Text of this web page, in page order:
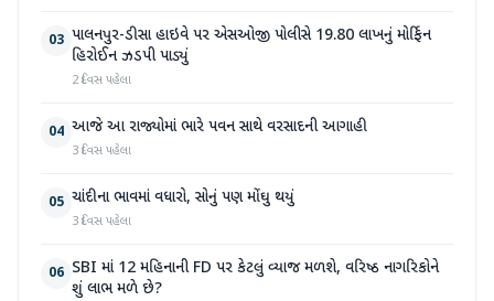
03 પાલનપુર-ડીસા હાઇવે પર એસઓજી પોલીસે 19.80 લાખનું મોર્ફિન
હિરોઈન ઝડપી પાડ્યું
2 દિવસ પહેલા
04 આજે આ રાજ્યોમાં ભારે પવન સાથે વરસાદની આગાહી
3 દિવસ પહેલા
05 ચાંદીના ભાવમાં વધારો, સોનું પણ મોંઘુ થયું
3 દિવસ પહેલા
06 SBI માં 12 મહિનાની FD પર કેટલું વ્યાજ મળશે, વરિષ્ઠ નાગરિકોને
શું લાભ મળે છે?